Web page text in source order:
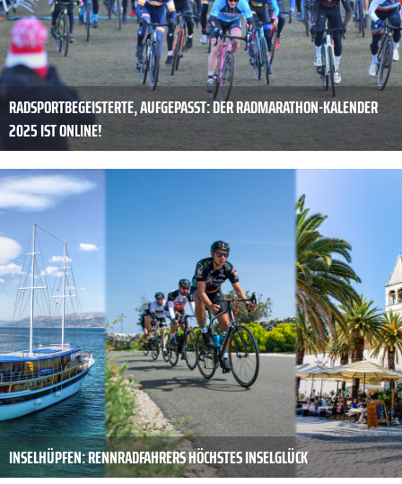
RADSPORTBEGEISTERTE, AUFGEPASST: DER RADMARATHON-KALENDER
2025 IST ONLINE!
INSELHÜPFEN: RENNRADFAHRERS HÖCHSTES INSELGLÜCK